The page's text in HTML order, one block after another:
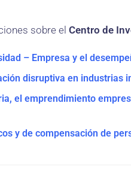
sobre el Centro de
– Empresa y el
disruptiva en industrias
el emprendimiento
y de compensación de